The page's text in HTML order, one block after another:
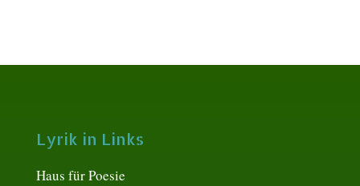
Lyrik in Links
Haus für Poesie